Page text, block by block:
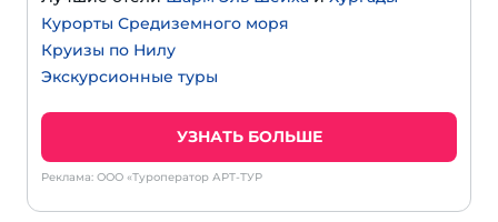
Курорты Средиземного моря
Круизы по Нилу
Экскурсионные туры
УЗНАТЬ БОЛЬШЕ
Реклама: ООО «Туроператор АРТ-ТУР